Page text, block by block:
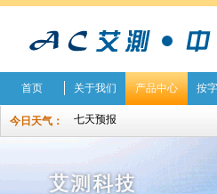
首页 关于我们 产品中心 按
今日天气：